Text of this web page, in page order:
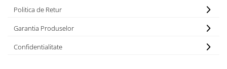
Politica de Retur
Garantia Produselor
Confidentialitate